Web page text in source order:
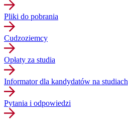
Pliki do pobrania
Cudzoziemcy
Opłaty za studia
Informator dla kandydatów na studiach
Pytania i odpowiedzi